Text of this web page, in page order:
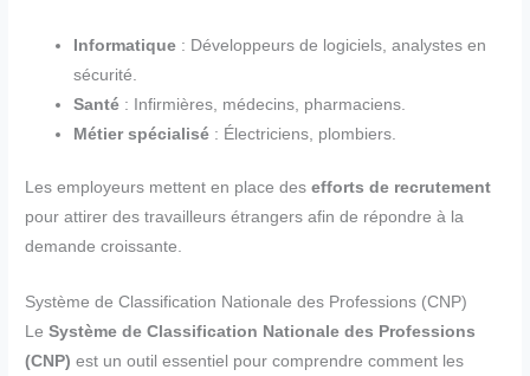
Informatique : Développeurs de logiciels, analystes en
sécurité.
Santé : Infirmières, médecins, pharmaciens.
Métier spécialisé : Électriciens, plombiers.
Les employeurs mettent en place desefforts de recrutement
pour attirer des travailleurs étrangers afin de répondre à la
demande croissante.
Système de Classification Nationale des Professions (CNP)
LeSystème de Classification Nationale des Professions
(CNP) est un outil essentiel pour comprendre comment les